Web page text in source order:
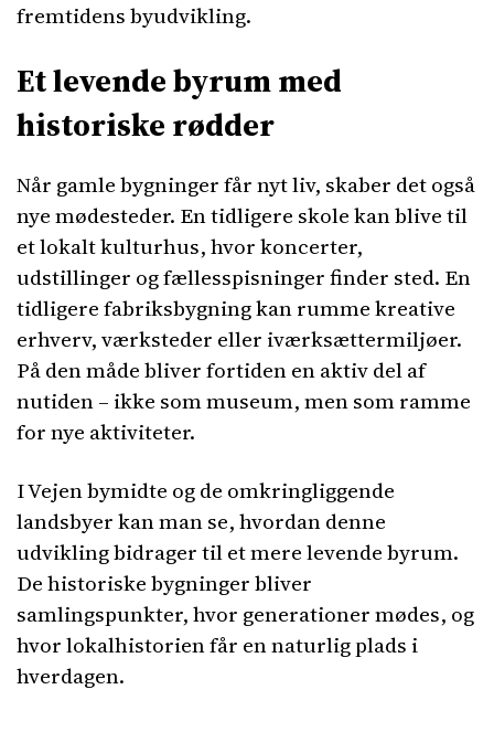
fremtidens byudvikling.
Et levende byrum med
historiske rødder
Når gamle bygninger får nyt liv, skaber det også
nye mødesteder. En tidligere skole kan blive til
et lokalt kulturhus, hvor koncerter,
udstillinger og fællesspisninger finder sted. En
tidligere fabriksbygning kan rumme kreative
erhverv, værksteder eller iværksættermiljøer.
På den måde bliver fortiden en aktiv del af
nutiden – ikke som museum, men som ramme
for nye aktiviteter.
I Vejen bymidte og de omkringliggende
landsbyer kan man se, hvordan denne
udvikling bidrager til et mere levende byrum.
De historiske bygninger bliver
samlingspunkter, hvor generationer mødes, og
hvor lokalhistorien får en naturlig plads i
hverdagen.